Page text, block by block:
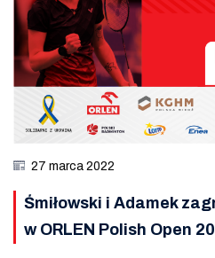
27 marca 2022
Śmiłowski i Adamek
w ORLEN Polish Open